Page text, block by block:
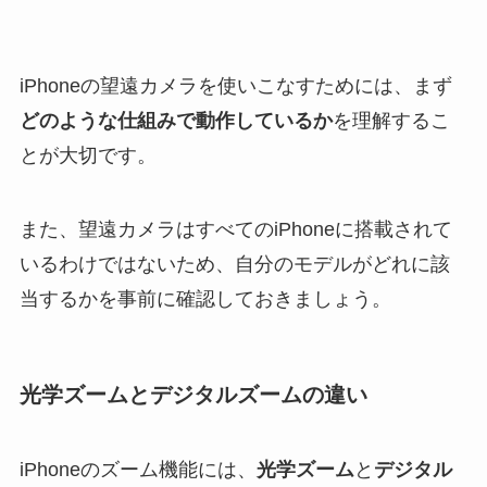
iPhoneの望遠カメラを使いこなすためには、まず
どのような仕組みで動作しているかを理解するこ
とが大切です。
また、望遠カメラはすべてのiPhoneに搭載されて
いるわけではないため、自分のモデルがどれに該
当するかを事前に確認しておきましょう。
光学ズームとデジタルズームの違い
iPhoneのズーム機能には、 光学ズームと デジタル